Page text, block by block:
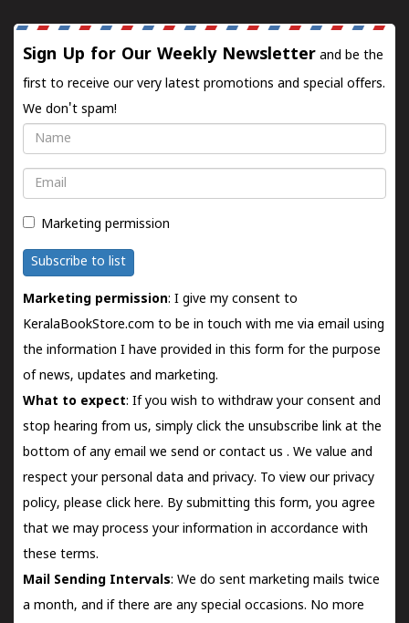
Sign Up for Our Weekly Newsletter and be the
first to receive our very latest promotions and special offers.
We don't spam!
Name
Email
Marketing permission
Subscribe to list
Marketing permission: I give my consent to
KeralaBookStore.com to be in touch with me via email using
the information I have provided in this form for the purpose
of news, updates and marketing.
What to expect: If you wish to withdraw your consent and
stop hearing from us, simply click the unsubscribe link at the
bottom of any email we send orcontact us . We value and
respect your personal data and privacy. To view our privacy
policy, please click here. By submitting this form, you agree
that we may process your information in accordance with
these terms.
Mail Sending Intervals: We do sent marketing mails twice
a month, and if there are any special occasions. No more